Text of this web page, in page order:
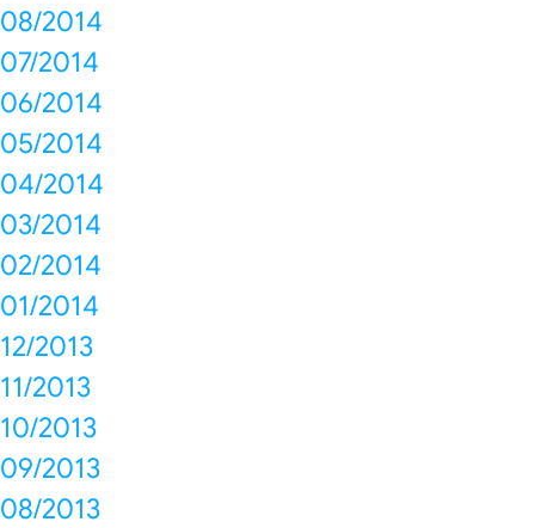
08/2014
07/2014
06/2014
05/2014
04/2014
03/2014
02/2014
01/2014
12/2013
11/2013
10/2013
09/2013
08/2013